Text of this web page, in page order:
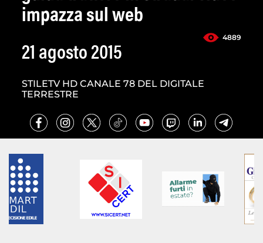
impazza sul web
4889
21 agosto 2015
STILETV HD CANALE 78 DEL DIGITALE
TERRESTRE